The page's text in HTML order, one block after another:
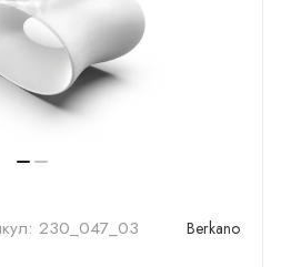
230_047_03 Berkano